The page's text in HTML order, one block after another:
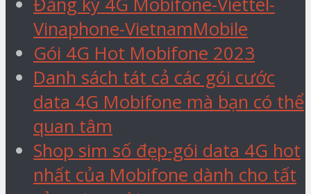
Vinaphone-VietnamMobile
Gói 4G Hot Mobifone 2023
Danh sách tát cả các gói cước
data 4G Mobifone mà bạn có thể
quan tâm
Shop sim số đẹp-gói data 4G hot
nhất của Mobifone dành cho tất